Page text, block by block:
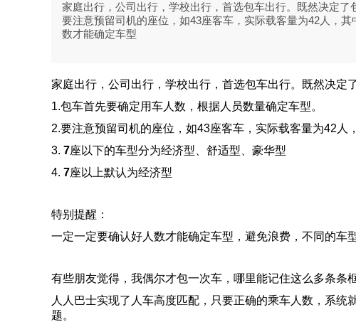
家庭出行，公司出行，学校出行，首选包车出行。既然决定
要注意预留司机的座位，如43座客车，实际载客量为42人，
数才能确定车型
家庭出行，公司出行，学校出行，首选包车出行。既然决定
1.包车首先要确定用车人数，根据人员数量确定车型。
2.要注意预留司机的座位，如43座客车，实际载客量为42人
3. 7座以下的车型分为经济型、舒适型、豪华型
4. 7座以上默认为经济型
特别提醒：
一定一定要确认好人数才能确定车型，避免浪费，不同的车
有些朋友觉得，我偶尔才包一次车，哪里能记住这么多条条
人人巴士实现了人车高度匹配，只要正确的乘车人数，系
题。